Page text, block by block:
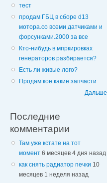
тест
продам ГБЦ в сборе d13
мотора.со всеми датчиками и
форсунками.2000 за все
Кто-нибудь в мпркировках
генераторов разбирается?
Есть ли живые лого?
Продам кое какие запчасти
Дальше
Последние
комментарии
Там уже кстате на тот
момент 6 месяцев 4 дня назад
как снять радиатор печки 10
месяцев 1 неделя назад